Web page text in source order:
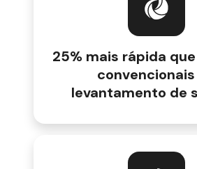
25% mais rápida
levantamento de